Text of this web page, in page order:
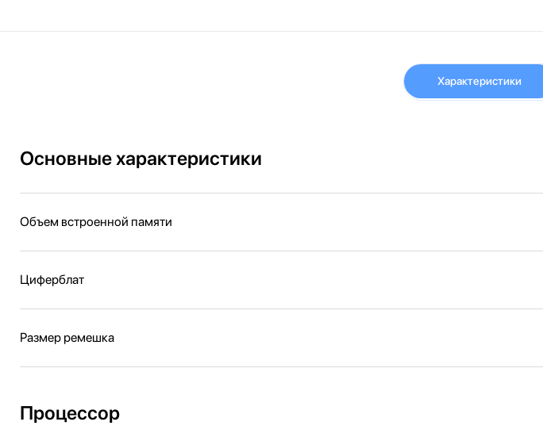
Характеристики
Основные характеристики
Объем встроенной памяти
Циферблат
Размер ремешка
Процессор